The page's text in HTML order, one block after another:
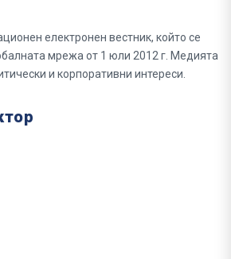
електронен вестник, който се
мрежа от 1 юли 2012 г. Медията
и корпоративни интереси.